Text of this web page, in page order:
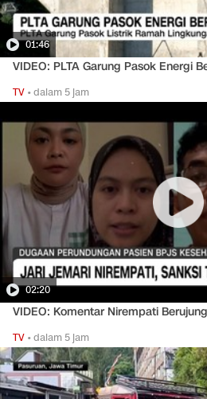
01:46
VIDEO: PLTA Garung Pasok Energi
TV •dalam 5 jam
02:20
VIDEO: Komentar Nirempati
TV •dalam 5 jam